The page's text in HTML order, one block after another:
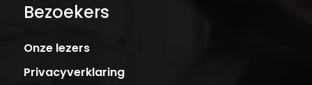
Bezoekers
Onze lezers
Privacyverklaring